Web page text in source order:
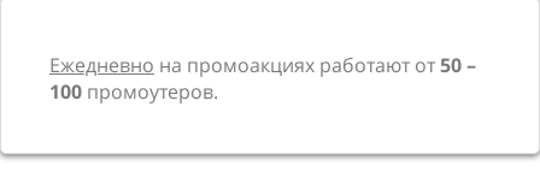
Ежедневно на промоакциях работают от50 –
100 промоутеров.